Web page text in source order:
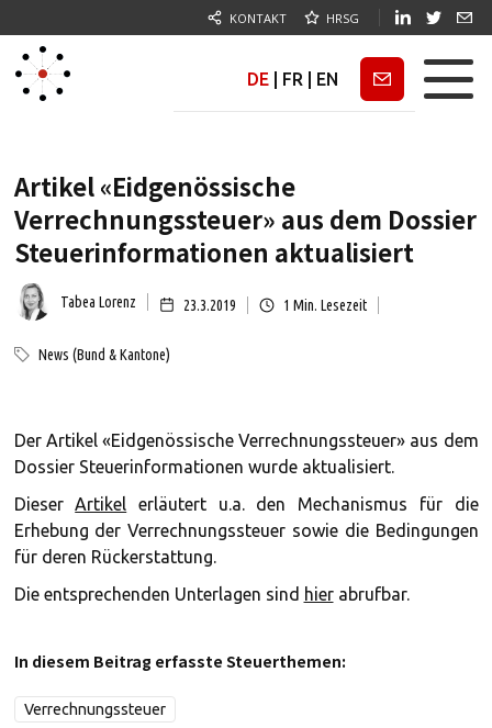
KONTAKT HRSG
DE FR EN Newsletter
Artikel «Eidgenössische
Verrechnungssteuer» aus dem Dossier
Steuerinformationen aktualisiert
Tabea Lorenz 23.3.2019 1 Min. Lesezeit
News (Bund & Kantone)
Der Artikel «Eidgenössische Verrechnungssteuer» aus dem
Dossier Steuerinformationen wurde aktualisiert.
DieserArtikel erläutert u.a. den Mechanismus für die
Erhebung der Verrechnungssteuer sowie die Bedingungen
für deren Rückerstattung.
Die entsprechenden Unterlagen sind hierabrufbar.
In diesem Beitrag erfasste Steuerthemen:
Verrechnungssteuer